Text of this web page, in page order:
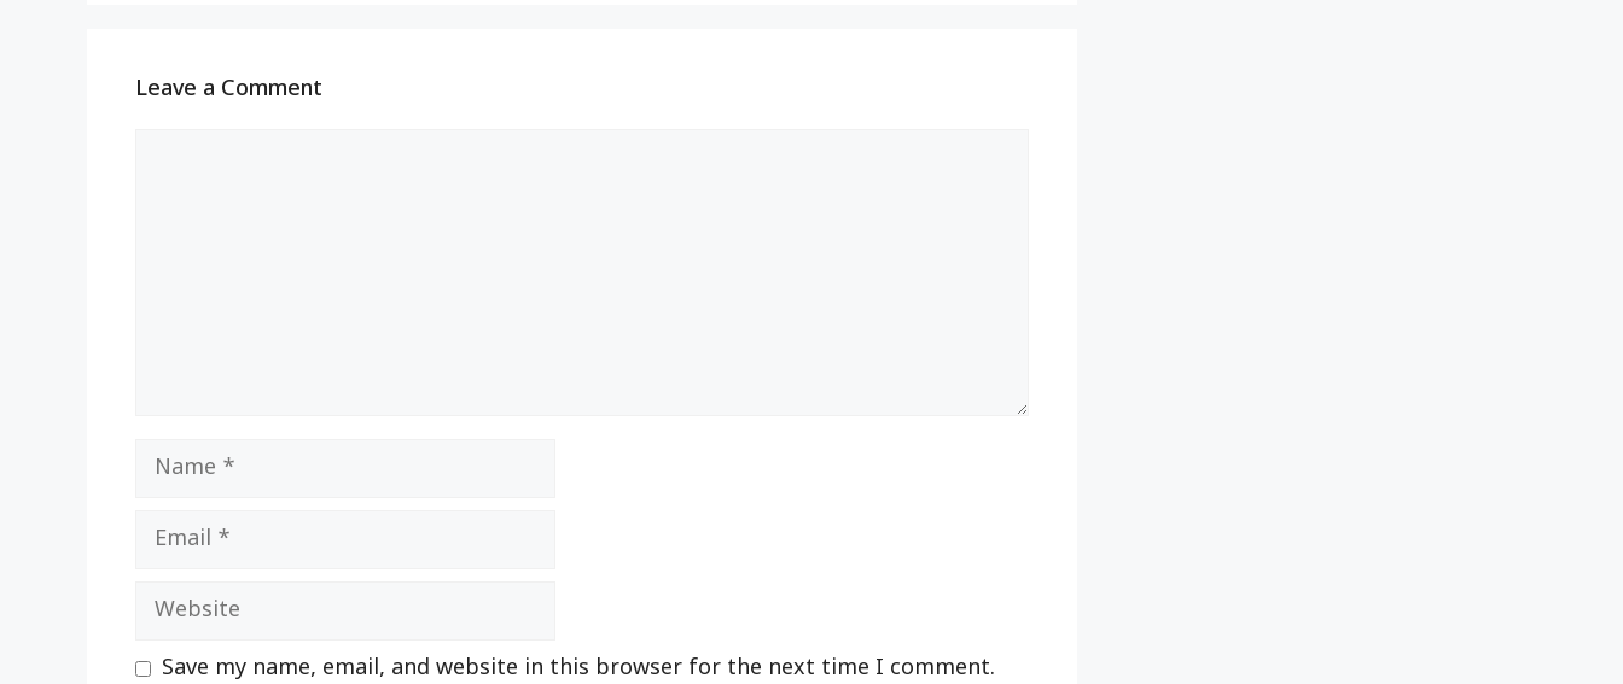
Leave a Comment
Name
Email
Website
Save my name, email, and website in this browser for the next time I comment.